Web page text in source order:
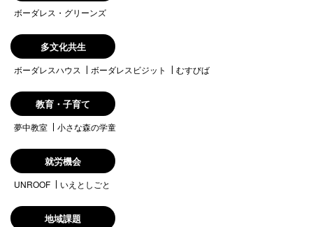
ボーダレス・グリーンズ
多文化共生
ボーダレスハウス ボーダレスビジット むすびば
教育・子育て
夢中教室 小さな森の学童
就労機会
UNROOF いえとしごと
地域課題